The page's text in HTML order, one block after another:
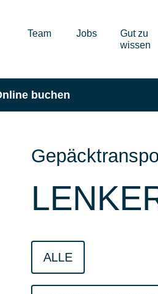
Team Jobs
Gut zu
wissen
buchen
ALLE